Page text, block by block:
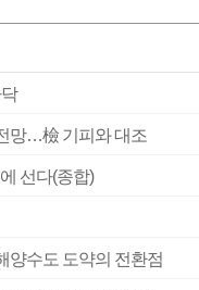
망…檢 기피와 대조
선다(종합)
양수도 도약의 전환점